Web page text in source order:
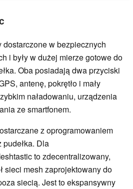
dostarczone w bezpiecznych
i były w dużej mierze gotowe do
Oba posiadają dwa przyciski
antenę, pokrętło i mały
naładowaniu, urządzenia
ze smartfonem.
z oprogramowaniem
Dla
to zdecentralizowany,
sieci mesh zaprojektowany do
siecią. Jest to ekspansywny